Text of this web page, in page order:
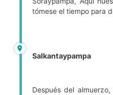
tómese el tiempo para
Salkantaypampa
Después del